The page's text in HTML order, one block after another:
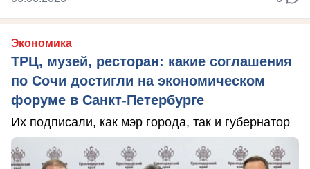
Экономика
ТРЦ, музей, ресторан: какие соглашения
по Сочи достигли на экономическом
форуме в Санкт-Петербурге
Их подписали, как мэр города, так и губернатор